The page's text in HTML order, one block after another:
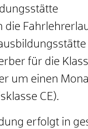
für die
um einen
CE).
erfolgt in